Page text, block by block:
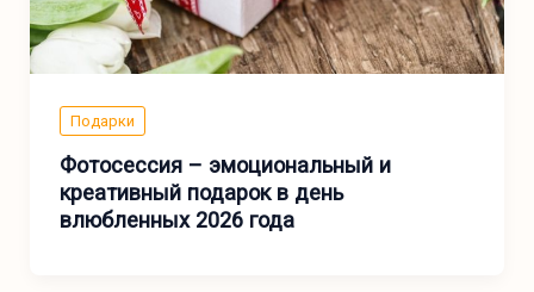
Подарки
Фотосессия – эмоциональный и
креативный подарок в день
влюбленных 2026 года